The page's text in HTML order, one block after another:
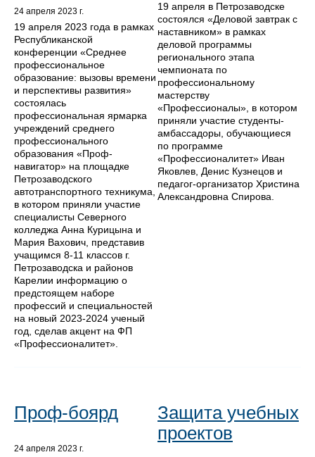
24 апреля 2023 г.
19 апреля 2023 года в рамках
Республиканской
конференции «Среднее
профессиональное
образование: вызовы времени
и перспективы развития»
состоялась
профессиональная ярмарка
учреждений среднего
профессионального
образования «Проф-
навигатор» на площадке
Петрозаводского
автотранспортного техникума,
в котором приняли участие
специалисты Северного
колледжа Анна Курицына и
Мария Вахович, представив
учащимся 8-11 классов г.
Петрозаводска и районов
Карелии информацию о
предстоящем наборе
профессий и специальностей
на новый 2023-2024 ученый
год, сделав акцент на ФП
«Профессионалитет».
19 апреля в Петрозаводске
состоялся «Деловой завтрак с
наставником» в рамках
деловой программы
регионального этапа
чемпионата по
профессиональному
мастерству
«Профессионалы», в котором
приняли участие студенты-
амбассадоры, обучающиеся
по программе
«Профессионалитет» Иван
Яковлев, Денис Кузнецов и
педагог-организатор Христина
Александровна Спирова.
Проф-боярд
24 апреля 2023 г.
Защита учебных
проектов